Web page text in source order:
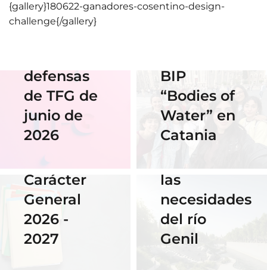
{gallery}180622-ganadores-cosentino-design-
challenge{/gallery}
acceso al
defensas
de TFG de
junio de
2026
participan
BIP
“Bodies of
Water” en
Catania
14 Abril 2026
Carácter
General
2026 -
2027
06 Abril 2026
Cauce: El
diseño que
las
necesidades
del río
Genil
28 Noviembre
2025
18 Noviembre
2025
Nuestra
alumna
gana el
concurso
del
Instituto
Cervantes
de Praga